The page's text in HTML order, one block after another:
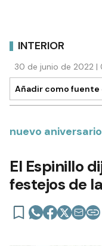
INTERIOR
30 de junio de 2022
Añadir como fuente
nuevo aniversario
El Espinillo
festejos de